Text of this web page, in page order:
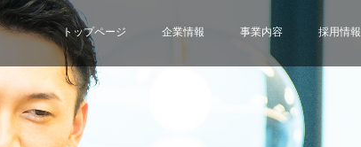
トップページ 企業情報 事業内容 採用情報